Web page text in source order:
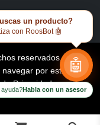
reservados.
navegar por este
Privacidad y
un producto?
con RoosBot 🤖
🤖
Habla con un asesor